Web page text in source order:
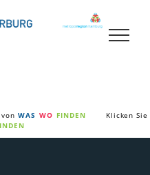
WAS WO FINDEN
Klicken Sie